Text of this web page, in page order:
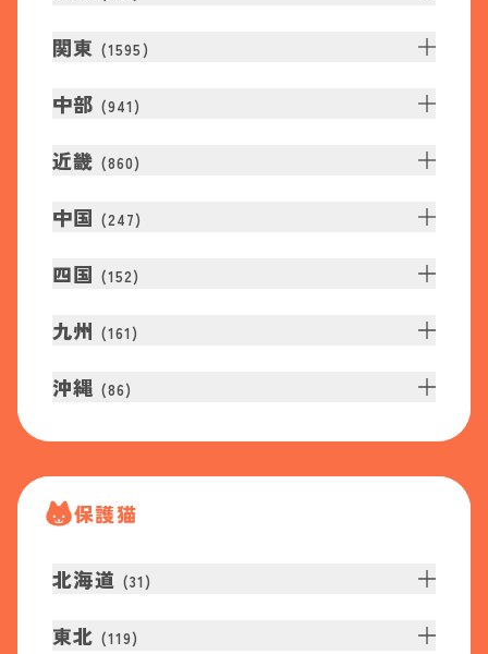
関東 (1595 )
中部 (941 )
近畿 (860)
中国 (247)
四国 (152)
九州 (161 )
沖縄 (86)
保護猫
北海道 (31 )
東北 (119)